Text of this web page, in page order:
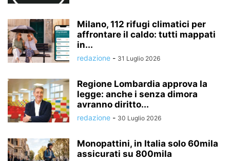
Milano, 112 rifugi climatici per
affrontare il caldo: tutti mappati
in...
redazione - 31 Luglio 2026
Regione Lombardia approva la
legge: anche i senza dimora
avranno diritto...
redazione - 30 Luglio 2026
Monopattini, in Italia solo 60mila
assicurati su 800mila